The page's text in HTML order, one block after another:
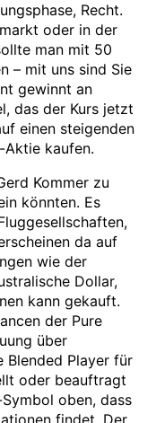
Recht.
oder in der
man mit 50
– mit uns sind Sie
gewinnt an
das der Kurs jetzt
einen steigenden
Aktie kaufen.
Kommer zu
könnten. Es
da auf
wie der
Dollar,
kann gekauft.
der Pure
über
Blended Player für
oder beauftragt
oben, dass
findet. Der